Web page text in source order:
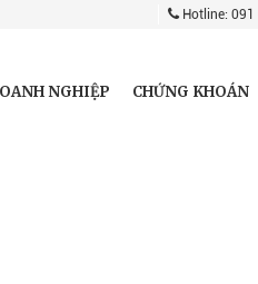
Hotline:
NGHIỆP CHỨNG KHOÁN